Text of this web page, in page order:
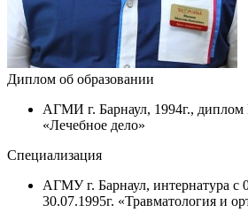
Диплом об образовании
АГМИ г. Барнаул, 1994г.,
«Лечебное дело»
Специализация
АГМУ г. Барнаул, интернатура с
30.07.1995г. «Травматология и